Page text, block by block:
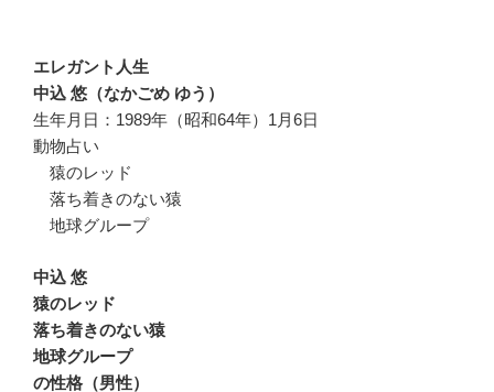
エレガント人生
中込 悠（なかごめ ゆう）
生年月日：1989年（昭和64年）1月6日
動物占い
猿のレッド
落ち着きのない猿
地球グループ
中込 悠
猿のレッド
落ち着きのない猿
地球グループ
の性格（男性）